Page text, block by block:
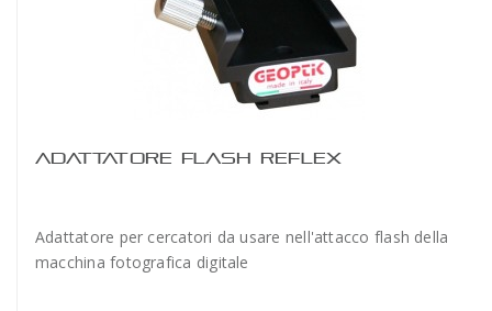
ADATTATORE FLASH REFLEX
Adattatore per cercatori da usare nell'attacco flash della
macchina fotografica digitale